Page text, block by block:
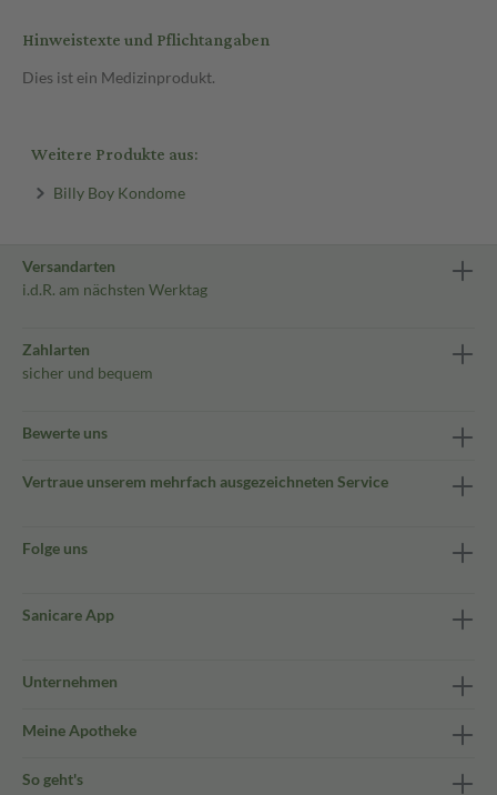
Hinweistexte und Pflichtangaben
Dies ist ein Medizinprodukt.
Weitere Produkte aus:
Billy Boy Kondome
Versandarten
i.d.R. am nächsten Werktag
Zahlarten
sicher und bequem
Bewerte uns
Vertraue unserem mehrfach ausgezeichneten Service
Folge uns
Sanicare App
Unternehmen
Meine Apotheke
So geht's